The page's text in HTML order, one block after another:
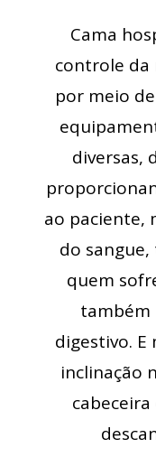
Cama
controle da
por meio
diversas,
ao paciente,
do
quem
também
digestivo. E
inclinação